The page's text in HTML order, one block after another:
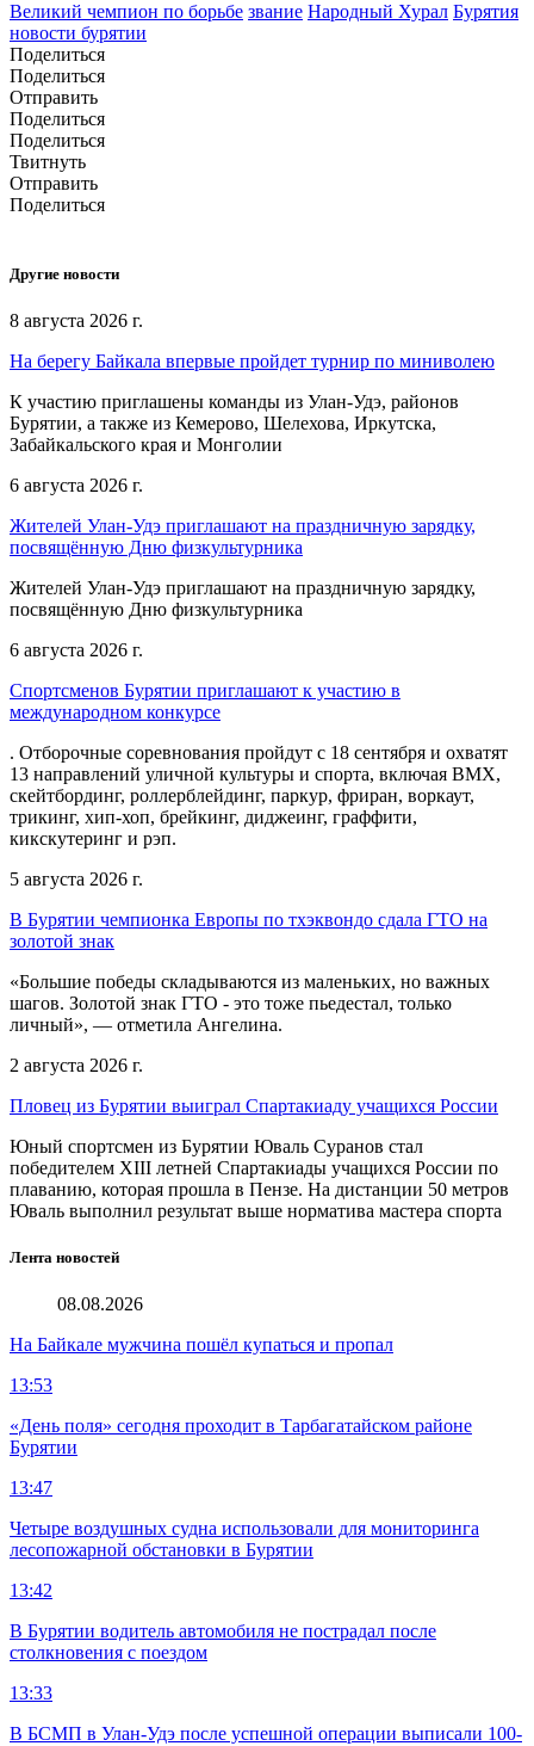
Великий чемпион по борьбе звание Народный Хурал Бурятия
новости бурятии
Поделиться
Поделиться
Отправить
Поделиться
Поделиться
Твитнуть
Отправить
Поделиться
Другие новости
8 августа 2026 г.
На берегу Байкала впервые пройдет турнир по миниволею
К участию приглашены команды из Улан‑Удэ, районов
Бурятии, а также из Кемерово, Шелехова, Иркутска,
Забайкальского края и Монголии
6 августа 2026 г.
Жителей Улан-Удэ приглашают на праздничную зарядку,
посвящённую Дню физкультурника
Жителей Улан-Удэ приглашают на праздничную зарядку,
посвящённую Дню физкультурника
6 августа 2026 г.
Спортсменов Бурятии приглашают к участию в
международном конкурсе
. Отборочные соревнования пройдут с 18 сентября и охватят
13 направлений уличной культуры и спорта, включая BMX,
скейтбординг, роллерблейдинг, паркур, фриран, воркаут,
трикинг, хип-хоп, брейкинг, диджеинг, граффити,
кикскутеринг и рэп.
5 августа 2026 г.
В Бурятии чемпионка Европы по тхэквондо сдала ГТО на
золотой знак
«Большие победы складываются из маленьких, но важных
шагов. Золотой знак ГТО - это тоже пьедестал, только
личный», — отметила Ангелина.
2 августа 2026 г.
Пловец из Бурятии выиграл Спартакиаду учащихся России
Юный спортсмен из Бурятии Юваль Суранов стал
победителем XIII летней Спартакиады учащихся России по
плаванию, которая прошла в Пензе. На дистанции 50 метров
Юваль выполнил результат выше норматива мастера спорта
Лента новостей
08.08.2026
На Байкале мужчина пошёл купаться и пропал
13:53
«День поля» сегодня проходит в Тарбагатайском районе
Бурятии
13:47
Четыре воздушных судна использовали для мониторинга
лесопожарной обстановки в Бурятии
13:42
В Бурятии водитель автомобиля не пострадал после
столкновения с поездом
13:33
В БСМП в Улан-Удэ после успешной операции выписали 100-